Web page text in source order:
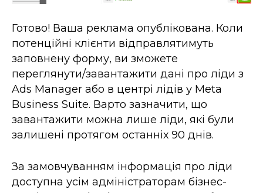
Готово! Ваша реклама опублікована. Коли
потенційні клієнти відправлятимуть
заповнену форму, ви зможете
переглянути/завантажити дані про ліди з
Ads Manager або в центрі лідів у Meta
Business Suite. Варто зазначити, що
завантажити можна лише ліди, які були
залишені протягом останніх 90 днів.
За замовчуванням інформація про ліди
доступна усім адміністраторам бізнес-